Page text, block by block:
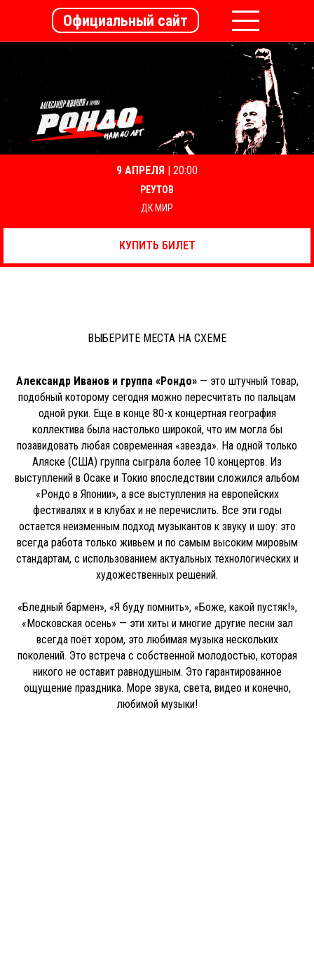
Официальный сайт
9 АПРЕЛЯ | 20:00
РЕУТОВ
ДК МИР
КУПИТЬ БИЛЕТ
ВЫБЕРИТЕ МЕСТА НА СХЕМЕ
Александр Иванов и группа «Рондо»— это штучный товар,
подобный которому сегодня можно пересчитать по пальцам
одной руки. Еще в конце 80-х концертная география
коллектива была настолько широкой, что им могла бы
позавидовать любая современная «звезда». На одной только
Аляске (США) группа сыграла более 10 концертов. Из
выступлений в Осаке и Токио впоследствии сложился альбом
«Рондо в Японии», а все выступления на европейских
фестивалях и в клубах и не перечислить. Все эти годы
остается неизменным подход музыкантов к звуку и шоу: это
всегда работа только живьем и по самым высоким мировым
стандартам, с использованием актуальных технологических и
художественных решений.
«Бледный бармен», «Я буду помнить», «Боже, какой пустяк!»,
«Московская осень» — эти хиты и многие другие песни зал
всегда поёт хором, это любимая музыка нескольких
поколений. Это встреча с собственной молодостью, которая
никого не оставит равнодушным. Это гарантированное
ощущение праздника. Море звука, света, видео и конечно,
любимой музыки!